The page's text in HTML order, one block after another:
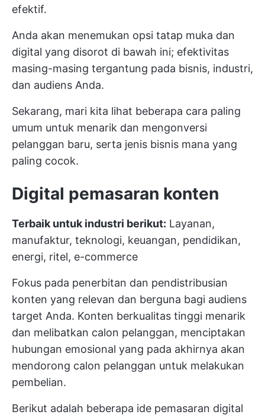
efektif.
Anda akan menemukan opsi tatap muka dan
digital yang disorot di bawah ini; efektivitas
masing-masing tergantung pada bisnis, industri,
dan audiens Anda.
Sekarang, mari kita lihat beberapa cara paling
umum untuk menarik dan mengonversi
pelanggan baru, serta jenis bisnis mana yang
paling cocok.
Digital pemasaran konten
Terbaik untuk industri berikut: Layanan,
manufaktur, teknologi, keuangan, pendidikan,
energi, ritel, e-commerce
Fokus pada penerbitan dan pendistribusian
konten yang relevan dan berguna bagi audiens
target Anda. Konten berkualitas tinggi menarik
dan melibatkan calon pelanggan, menciptakan
hubungan emosional yang pada akhirnya akan
mendorong calon pelanggan untuk melakukan
pembelian.
Berikut adalah beberapa ide pemasaran digital